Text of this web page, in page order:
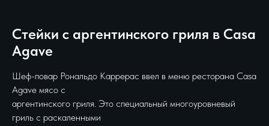
Стейки с аргентинского гриля в Casa
Agave
Шеф-повар Рональдо Каррерас ввел в меню ресторана Casa
Agave мясо с
аргентинского гриля. Это специальный многоуровневый
гриль с раскаленными